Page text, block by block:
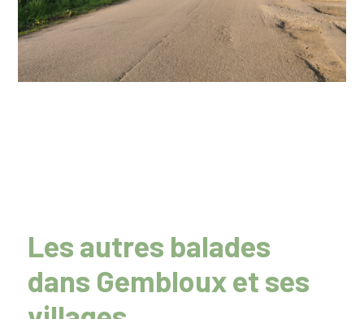
Les autres balades
dans Gembloux et ses